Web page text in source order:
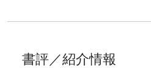
書評／紹介情報